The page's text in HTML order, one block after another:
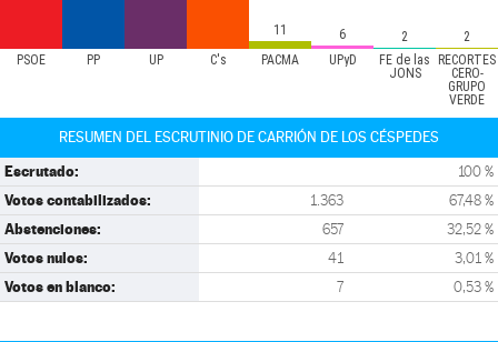
PSOE PP UP C's PACMA UPyD
FE de las
JONS
RECORTES
CERO-
GRUPO
VERDE
11 6 2 2
RESUMEN DEL ESCRUTINIO DE CARRIÓN DE LOS CÉSPEDES
Escrutado: 100 %
Votos contabilizados: 1.363 67,48 %
Abstenciones: 657 32,52 %
Votos nulos: 41 3,01 %
Votos en blanco: 7 0,53 %